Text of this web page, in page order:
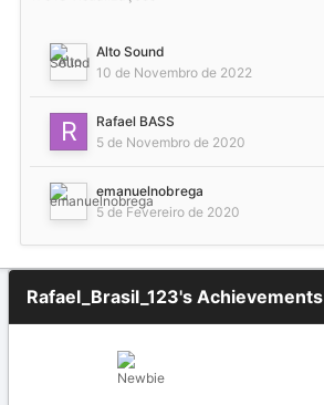
Alto Sound
10 de Novembro de 2022
Rafael BASS
5 de Novembro de 2020
emanuelnobrega
5 de Fevereiro de 2020
Rafael_Brasil_123's Achievements